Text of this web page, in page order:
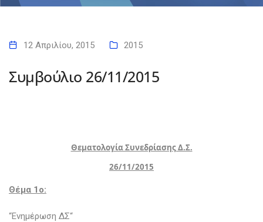
12 Απριλίου, 2015 2015
Συμβούλιο 26/11/2015
Θεματολογία Συνεδρίασης Δ.Σ.
26/11/2015
Θέμα 1o:
“Ενημέρωση ΔΣ“